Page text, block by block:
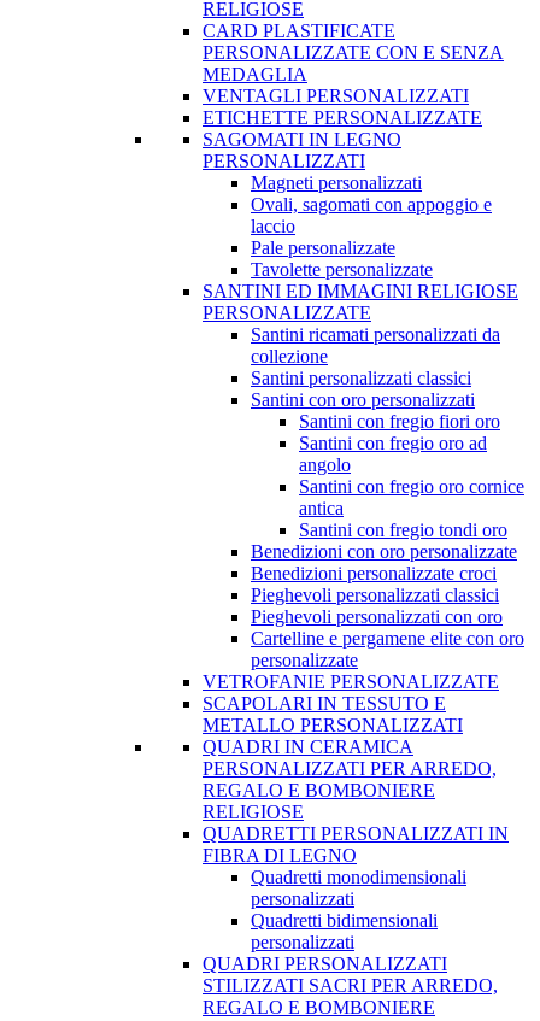
RELIGIOSE
CARD PLASTIFICATE
PERSONALIZZATE CON E SENZA
MEDAGLIA
VENTAGLI PERSONALIZZATI
ETICHETTE PERSONALIZZATE
SAGOMATI IN LEGNO
PERSONALIZZATI
Magneti personalizzati
Ovali, sagomati con appoggio e
laccio
Pale personalizzate
Tavolette personalizzate
SANTINI ED IMMAGINI RELIGIOSE
PERSONALIZZATE
Santini ricamati personalizzati da
collezione
Santini personalizzati classici
Santini con oro personalizzati
Santini con fregio fiori oro
Santini con fregio oro ad
angolo
Santini con fregio oro cornice
antica
Santini con fregio tondi oro
Benedizioni con oro personalizzate
Benedizioni personalizzate croci
Pieghevoli personalizzati classici
Pieghevoli personalizzati con oro
Cartelline e pergamene elite con oro
personalizzate
VETROFANIE PERSONALIZZATE
SCAPOLARI IN TESSUTO E
METALLO PERSONALIZZATI
QUADRI IN CERAMICA
PERSONALIZZATI PER ARREDO,
REGALO E BOMBONIERE
RELIGIOSE
QUADRETTI PERSONALIZZATI IN
FIBRA DI LEGNO
Quadretti monodimensionali
personalizzati
Quadretti bidimensionali
personalizzati
QUADRI PERSONALIZZATI
STILIZZATI SACRI PER ARREDO,
REGALO E BOMBONIERE